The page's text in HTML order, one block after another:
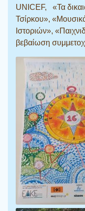
UNICEF, «Τα
Τσίρκου»,
Ιστοριών»,
βεβαίωση